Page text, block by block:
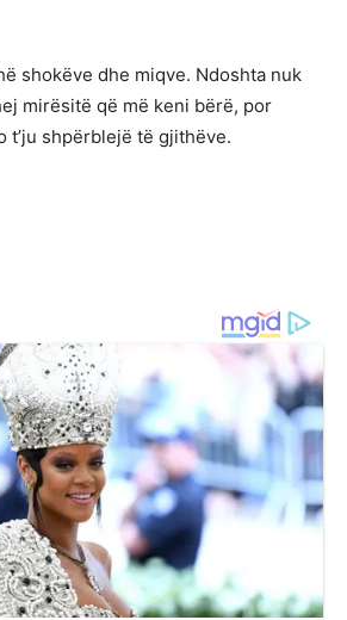
shokëve dhe miqve. Ndoshta nuk
mirësitë që më keni bërë, por
t’ju shpërblejë të gjithëve.